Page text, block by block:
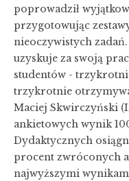
poprowadził
przygotowując
nieoczywistych
uzyskuje za swoją
studentów -
trzykrotnie
Maciej Skwirczyński
ankietowych wynik
Dydaktycznych
procent zwróconych
najwyższymi